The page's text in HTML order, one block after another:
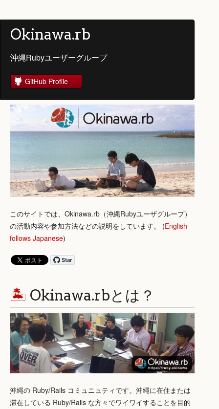
Okinawa.rb
沖縄Rubyユーザーグループ
GitHub Profile
このサイトでは、Okinawa.rb（沖縄Rubyユーザグループ）
の活動内容や参加方法などの説明をしています。 (English
follows Japanese)
🏝 Okinawa.rbとは？
沖縄の Ruby/Rails コミュニュティです。沖縄に在住または
滞在している Ruby/Rails な方々でワイワイすることを目的